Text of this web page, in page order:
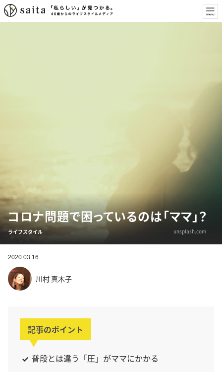
コロナ問題で困っているのは「ママ」？
ライフスタイル unsplash.com
2020.03.16
川村 真木子
記事のポイント
普段とは違う「圧」がママにかかる